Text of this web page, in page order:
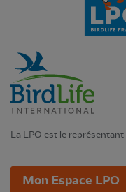
La LPO est le
Mon Espace LPO